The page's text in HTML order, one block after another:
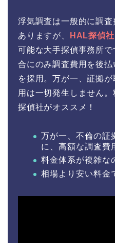
浮気調査は一般的に調
ありますが、
HAL探偵社
可能な大手探偵事務所
合にのみ調査費用を後払
を採用。万が一、証拠
用は一切発生しません
探偵社がオススメ！
万が一、不倫の証
に、高額な調査費
料金体系が複雑な
相場より安い料金